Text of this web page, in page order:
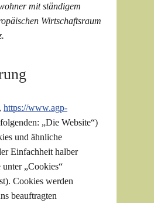
mit ständigem
Wirtschaftsraum
https://www.agp-
„Die Website“)
und ähnliche
Einfachheit halber
„Cookies“
Cookies werden
beauftragten